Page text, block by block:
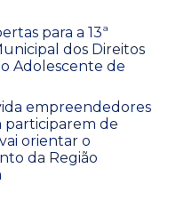
para a 13ª
dos Direitos
Adolescente de
empreendedores
participarem de
orientar o
da Região